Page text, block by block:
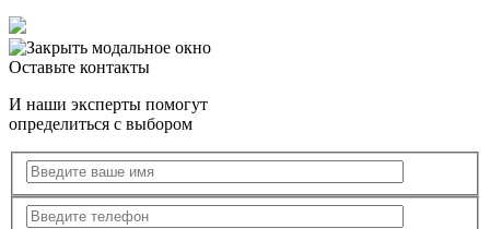
Оставьте контакты
И наши эксперты помогут
определиться с выбором